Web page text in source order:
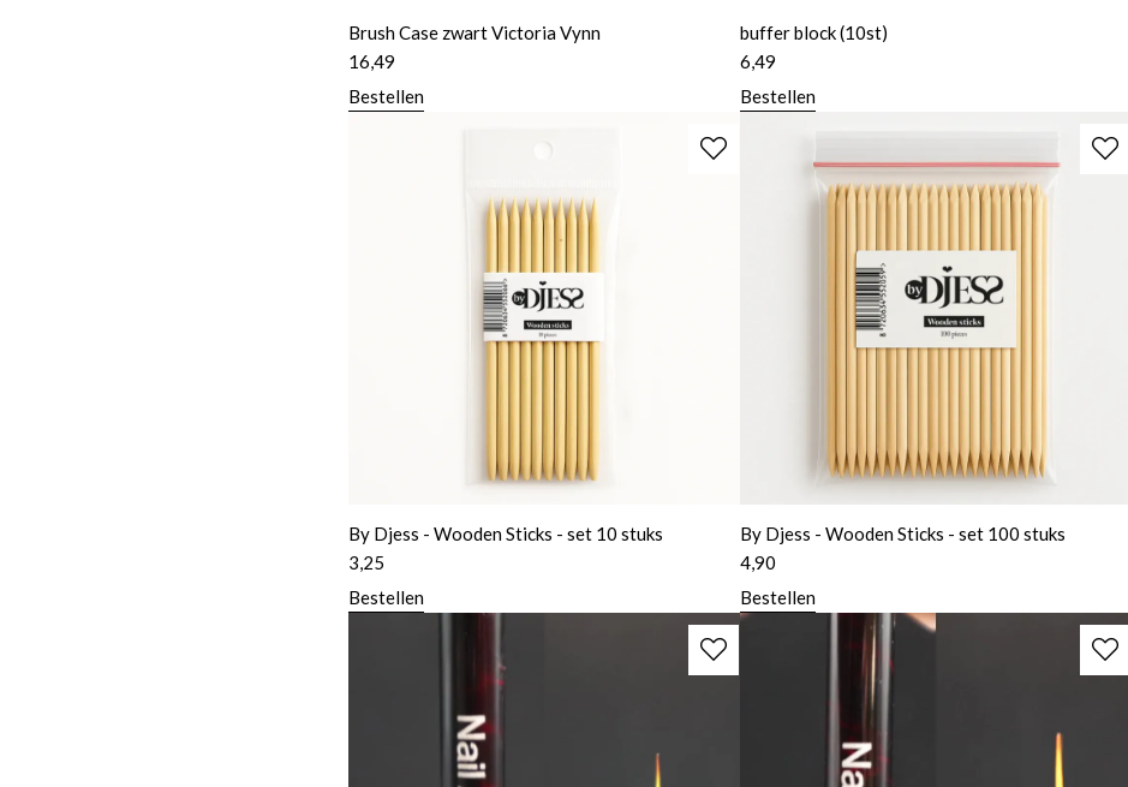
Brush Case zwart Victoria Vynn
16,49
Bestellen
buffer block (10st)
6,49
Bestellen
By Djess - Wooden Sticks - set 10 stuks
3,25
Bestellen
By Djess - Wooden Sticks - set 100 stuks
4,90
Bestellen